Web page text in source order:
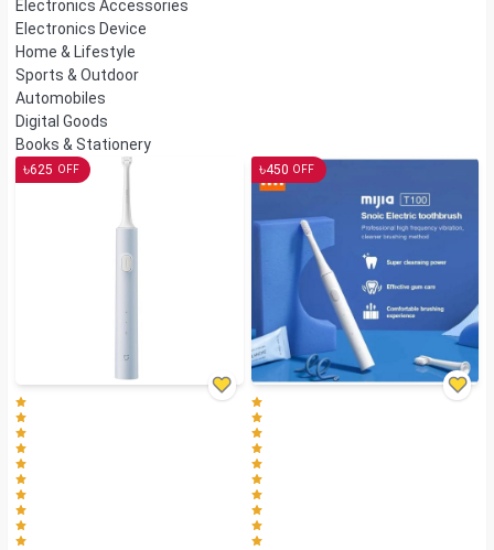
Electronics Accessories
Electronics Device
Home & Lifestyle
Sports & Outdoor
Automobiles
Digital Goods
Books & Stationery
৳625 OFF ৳450 OFF